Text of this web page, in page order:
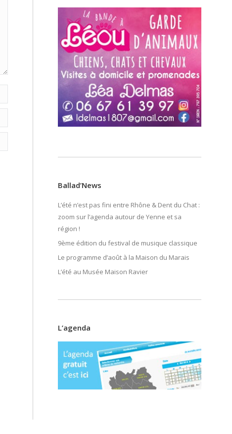
Ballad’News
L’été n’est pas fini entre Rhône & Dent du Chat :
zoom sur l’agenda autour de Yenne et sa
région !
9ème édition du festival de musique classique
Le programme d’août à la Maison du Marais
L’été au Musée Maison Ravier
L’agenda